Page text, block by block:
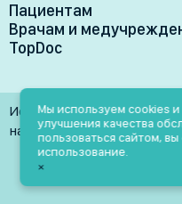
Пациентам
Врачи
Клиники
Лаборатории
Услуги
Блог
Акции и скидки
Врачам и
Преимущества
Медучреждениям
Врачам
TopDoc
Контакты
Помощь
Использование
наличии активной ссылки
Мы используем cookies
улучшения качества
пользоваться сайтом,
использование.
×